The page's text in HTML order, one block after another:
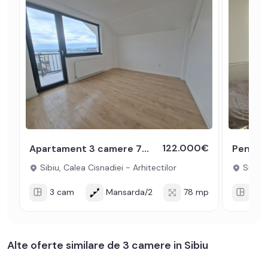
Apartament 3 camere 78mpu de vanzare balcon lift Kaufland Arhitectilor 122.000€
Sibiu, Calea Cisnadiei - Arhitectilor
3 cam Mansarda/2 78 mp
Sibiu,
Alte oferte similare de 3 camere in Sibiu